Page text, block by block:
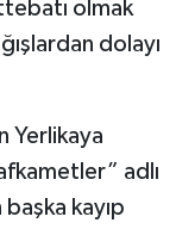
olmak
dolayı
Yerlikaya
adlı
kayıp